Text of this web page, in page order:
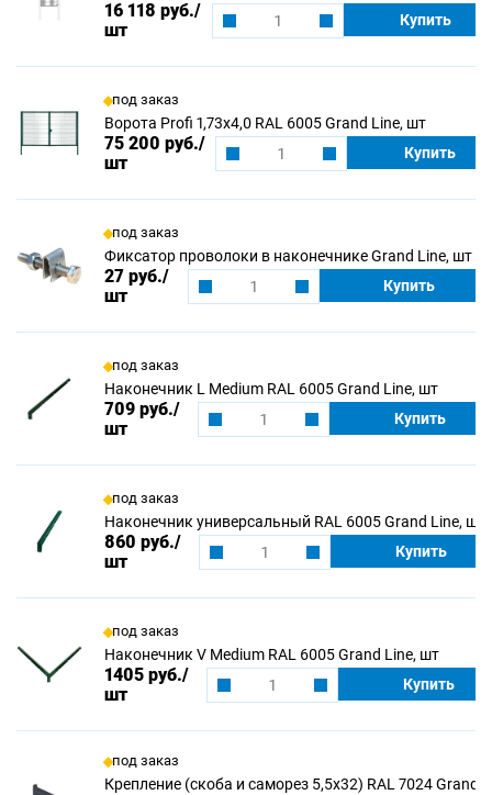
16 118 руб./
шт
Купить
под заказ
Ворота Profi 1,73х4,0 RAL 6005 Grand Line, шт
75 200 руб./
шт
Купить
под заказ
Фиксатор проволоки в наконечнике Grand Line, шт
27 руб./
шт
Купить
под заказ
Наконечник L Medium RAL 6005 Grand Line, шт
709 руб./
шт
Купить
под заказ
Наконечник универсальный RAL 6005 Grand Line, шт
860 руб./
шт
Купить
под заказ
Наконечник V Medium RAL 6005 Grand Line, шт
1405 руб./
шт
Купить
под заказ
Крепление (скоба и саморез 5,5х32) RAL 7024 Grand